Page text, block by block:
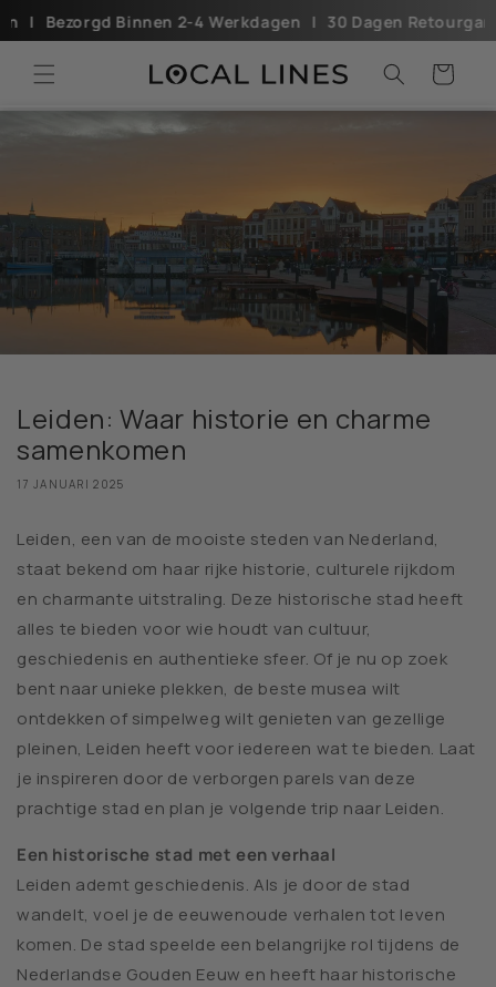
Binnen 2-4 Werkdagenㅤㅤ ㅤ ㅤ|ㅤㅤ ㅤ ㅤ30 Dagen Retourgarantieㅤ ㅤ ㅤㅤ|ㅤ ㅤ
naar de
content
Winkelwagen
Leiden: Waar historie en charme
samenkomen
17 JANUARI 2025
Leiden, een van de mooiste steden van Nederland,
staat bekend om haar rijke historie, culturele rijkdom
en charmante uitstraling. Deze historische stad heeft
alles te bieden voor wie houdt van cultuur,
geschiedenis en authentieke sfeer. Of je nu op zoek
bent naar unieke plekken, de beste musea wilt
ontdekken of simpelweg wilt genieten van gezellige
pleinen, Leiden heeft voor iedereen wat te bieden. Laat
je inspireren door de verborgen parels van deze
prachtige stad en plan je volgende trip naar Leiden.
Een historische stad met een verhaal
Leiden ademt geschiedenis. Als je door de stad
wandelt, voel je de eeuwenoude verhalen tot leven
komen. De stad speelde een belangrijke rol tijdens de
Nederlandse Gouden Eeuw en heeft haar historische